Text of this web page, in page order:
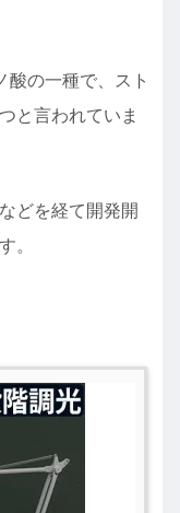
酸の一種で、スト
と言われていま
どを経て開発開
。